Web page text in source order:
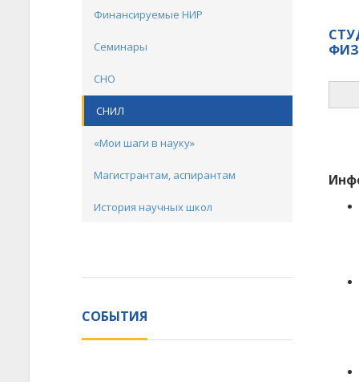
Финансируемые НИР
Семинары
СНО
СНИЛ
«Мои шаги в науку»
Магистрантам, аспирантам
История научных школ
СОБЫТИЯ